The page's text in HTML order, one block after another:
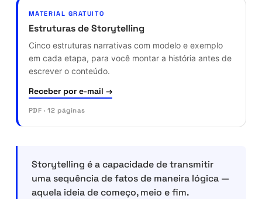
MATERIAL GRATUITO
Estruturas de Storytelling
Cinco estruturas narrativas com modelo e exemplo
em cada etapa, para você montar a história antes de
escrever o conteúdo.
Receber por e-mail →
PDF · 12 páginas
Storytelling é a capacidade de transmitir
uma sequência de fatos de maneira lógica —
aquela ideia de começo, meio e fim.